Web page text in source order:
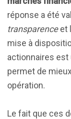
réponse a été
transparenceet
mise à
actionnaires est
permet de
opération.
Le fait que ces